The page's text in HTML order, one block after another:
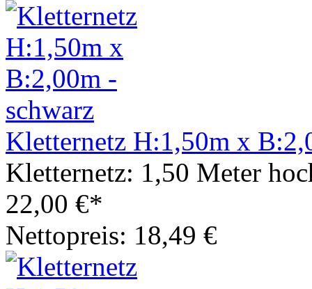
Kletternetz H:1,50m x
Kletternetz: 1,50 Meter
22,00 €*
Nettopreis: 18,49 €